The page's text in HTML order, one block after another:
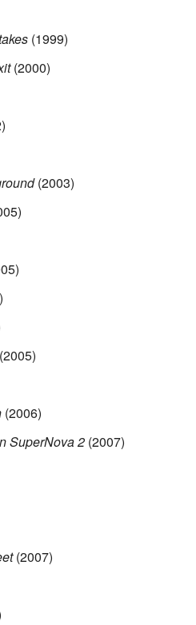
(1999)
(2000)
(2003)
(2005)
(2006)
SuperNova 2 (2007)
(2007)